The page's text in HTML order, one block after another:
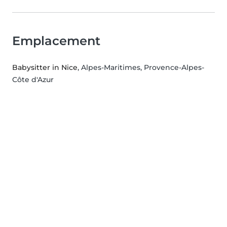
Emplacement
Babysitter in Nice, Alpes-Maritimes, Provence-Alpes-
Côte d'Azur